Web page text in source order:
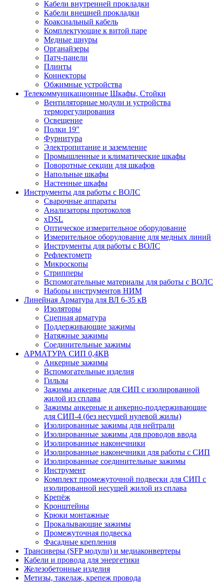
Кабели внутренней прокладки
Кабели внешней прокладки
Коаксиальный кабель
Комплектующие к витой паре
Медные шнуры
Органайзеры
Патч-панели
Плинты
Коннекторы
Обжимные устройства
Телекоммуникационные Шкафы, Стойки
Вентиляторные модули и устройства
терморегулирования
Освещение
Полки 19″
Фурнитура
Электропитание и заземление
Промышленные и климатические шкафы
Поворотные секции для шкафов
Напольные шкафы
Настенные шкафы
Инструменты для работы с ВОЛС
Сварочные аппараты
Анализаторы протоколов
xDSL
Оптическое измерительное оборудование
Измерительное оборудование для медных линий
Инструменты для работы с ВОЛС
Рефлектометр
Микроскопы
Стрипперы
Вспомогательные материалы для работы с ВОЛС
Наборы инструментов НИМ
Линейная Арматура для ВЛ 6-35 кВ
Изоляторы
Сцепная арматура
Поддерживающие зажимы
Натяжные зажимы
Соединительные зажимы
АРМАТУРА СИП 0,4КВ
Анкерные зажимы
Вспомогательные изделия
Гильзы
Зажимы анкерные для СИП с изолированной
жилой из сплава
Зажимы анкерные и анкерно-поддерживающие
для СИП-4 (без несущей нулевой жилы)
Изолированные зажимы для нейтрали
Изолированные зажимы для проводов ввода
Изолированные наконечники
Изолированные наконечники для работы с СИП
Изолированные соединительные зажимы
Инструмент
Комплект промежуточной подвески для СИП с
изолированной несущей жилой из сплава
Крепёж
Кронштейны
Крюки монтажные
Прокалывающие зажимы
Промежуточная подвеска
Фасадные крепления
Трансиверы (SFP модули) и медиаконвертеры
Кабели и провода для энергетики
Железобетонные изделия
Метизы, такелаж, крепеж провода